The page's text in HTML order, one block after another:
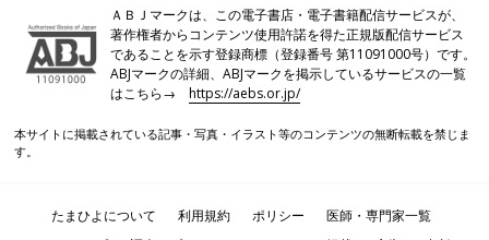
ＡＢＪマークは、この電子書店・電子書籍配信サービスが、
著作権者からコンテンツ使用許諾を得た正規版配信サービス
であることを示す登録商標（登録番号 第11091000号）です。
ABJマークの詳細、ABJマークを掲示しているサービスの一覧
はこちら→https://aebs.or.jp/
本サイトに掲載されている記事・写真・イラスト等のコンテンツの無断転載を禁じま
す。
たまひよについて 利用規約 ポリシー
医師・専門家一覧